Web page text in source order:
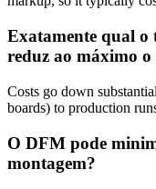
Exatamente qual o
reduz ao máximo
Costs go down
boards) to production
O DFM pode
montagem?